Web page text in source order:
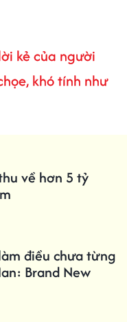
kẻ của người
khó tính như
về hơn 5 tỷ
điều chưa từng
Brand New